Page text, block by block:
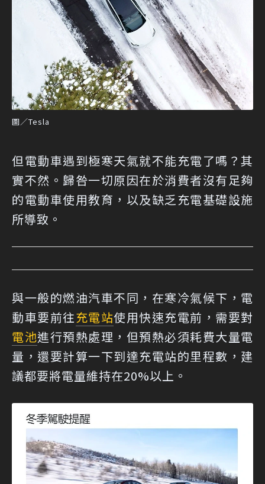
圖／Tesla
但電動車遇到極寒天氣就不能充電了嗎？其
實不然。歸咎一切原因在於消費者沒有足夠
的電動車使用教育，以及缺乏充電基礎設施
所導致。
與一般的燃油汽車不同，在寒冷氣候下，電
動車要前往充電站使用快速充電前，需要對
電池進行預熱處理，但預熱必須耗費大量電
量，還要計算一下到達充電站的里程數，建
議都要將電量維持在20%以上。